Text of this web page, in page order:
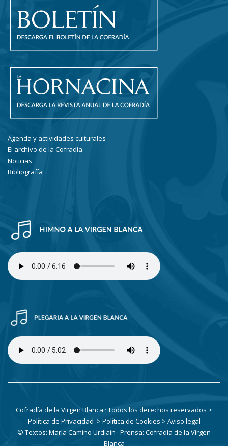
Agenda y actividades culturales
El archivo de la Cofradía
Noticias
Bibliografía
Cofradía de la Virgen Blanca · Todos los derechos reservados >
Política de Privacidad > Política de Cookies > Aviso legal
© Textos: María Camino Urdiain · Prensa: Cofradía de la Virgen
Blanca